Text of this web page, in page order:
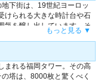
下街は、19世紀ヨーロッ
けられる大きな時計台や石
気を醸し出しています。そ
ランドや雑貨、カフェ、書
としたショップをご提供し
また、駅直結のため、雨
もっと見る ▼
まれる福岡タワー。その高
塔は、8000枚と驚くべく